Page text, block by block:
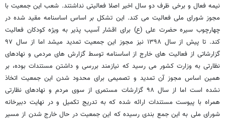
نیمه فعال و برخی ظرف دو سال اخیر اصلا فعالیتی نداشتند. شعب این جمعیت با
مجوز شورای ملی فعالیت می کند. این تشکل بر اساس اساسنامه مقید شده در
چهارچوب سیره حضرت علی (ع) برای اقشار آسیب پذیر به ویژه کودکان فعالیت
کند. تا پیش از سال ۱۳۹۸ نیز مجوز این جمعیت تمدید میشد اما از سال ۹۷
گزارشاتی از فعالیت های خارج از اساسنامه توسط گزارش های مردمی و نهادهای
نظارتی به وزارت کشور می رسید که نیازمند بررسی و داشتن مستندات بوده، بر
همین اساس مجوز آن تمدید و تصمیمی برای محدود شدن این جمعیت اتخاذ
نشده است اما از سال ۹۸ گزارشات مستمری از سوی مردم و نهادهای نظارتی
همراه با پیوست مستندات ارائه شده که به تدریج تکمیل و در نهایت دبیرخانه
شورای ملی به این جمع بندی رسیده که این جمعیت در حال خارج شدن از مسیر